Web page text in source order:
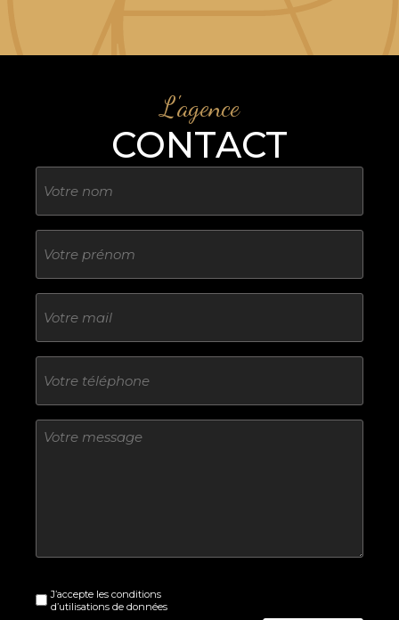
L'agence
CONTACT
Nom
Sans
titre
E-
mail
Téléphone
Sans
titre
titreJ’accepte les conditions
d’utilisations de données